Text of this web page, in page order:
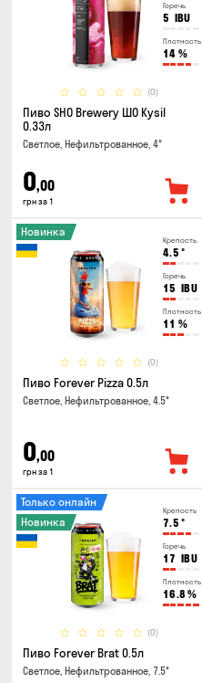
Горечь
5 IBU
Плотность
14 %
(0)
Пиво SHO Brewery ШО Kysil
0.33л
Светлое, Нефильтрованное, 4°
0,00
грн за 1
Крепость
4.5 °
Горечь
15 IBU
Плотность
11 %
(0)
Новинка
Пиво Forever Pizza 0.5л
Светлое, Нефильтрованное, 4.5°
0,00
грн за 1
Крепость
7.5 °
Горечь
17 IBU
Плотность
16.8 %
(0)
Только онлайн
Новинка
Пиво Forever Brat 0.5л
Светлое, Нефильтрованное, 7.5°